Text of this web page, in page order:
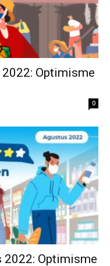
Optimisme
0
2022: Optimisme